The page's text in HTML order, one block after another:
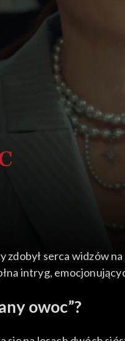
zdobył serca widzów
intryg,
owoc”?